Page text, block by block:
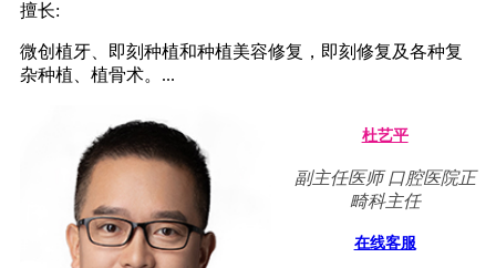
擅长:
微创植牙、即刻种植和种植美容修复，即刻修复及各种复
杂种植、植骨术。...
杜艺平
副主任医师 口腔医院正
畸科主任
在线客服